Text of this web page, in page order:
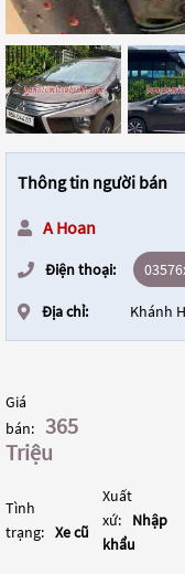
Thông tin người bán
A Hoan
Điện thoại:
Địa chỉ: Khánh
Giá
bán: 365
Triệu
Tình
trạng: Xe cũ
Xuất
xứ:
Nhập
khẩu